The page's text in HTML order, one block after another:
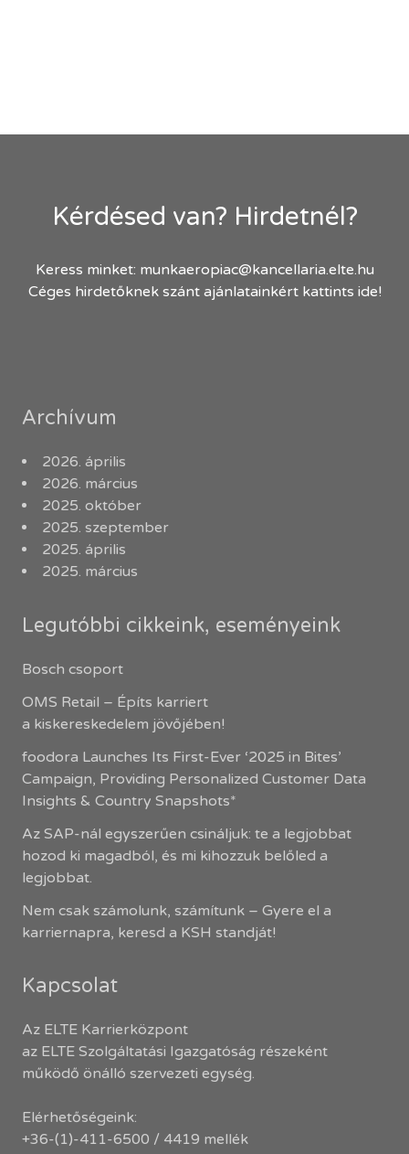
Kérdésed van? Hirdetnél?
Keress minket: munkaeropiac@kancellaria.elte.hu
Céges hirdetőknek szánt ajánlatainkért kattints ide!
Archívum
2026. április
2026. március
2025. október
2025. szeptember
2025. április
2025. március
Legutóbbi cikkeink, eseményeink
Bosch csoport
OMS Retail – Építs karriert
a kiskereskedelem jövőjében!
foodora Launches Its First-Ever ‘2025 in Bites’
Campaign, Providing Personalized Customer Data
Insights & Country Snapshots*
Az SAP-nál egyszerűen csináljuk: te a legjobbat
hozod ki magadból, és mi kihozzuk belőled a
legjobbat.
Nem csak számolunk, számítunk – Gyere el a
karriernapra, keresd a KSH standját!
Kapcsolat
Az ELTE Karrierközpont
az ELTE Szolgáltatási Igazgatóság részeként
működő önálló szervezeti egység.
Elérhetőségeink:
+36-(1)-411-6500 / 4419 mellék